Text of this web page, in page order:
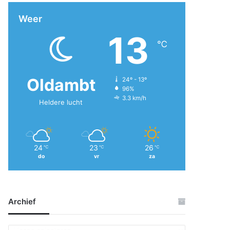
Weer
Oldambt
Heldere lucht
13 ℃
24º - 13º
96%
3.3 km/h
24 ℃
do
23 ℃
vr
26 ℃
za
Archief